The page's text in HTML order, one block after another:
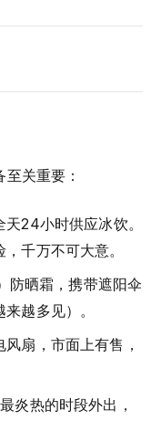
关重要：
24小时供应冰饮。
千万不可大意。
防晒霜，携带遮阳伞
越多见）。
风扇，市面上有售，
炎热的时段外出，